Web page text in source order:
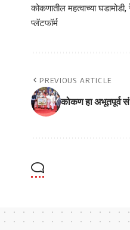
कोकणातील महत्वाच्या
प्लॅटफॉर्म
PREVIOUS ARTICLE
कोकण हा अभूतपूर्व